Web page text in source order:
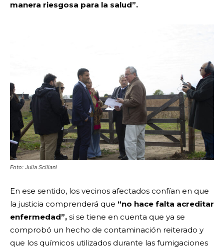
manera riesgosa para la salud”.
Foto: Julia Sciliani
En ese sentido, los vecinos afectados confían en que
la justicia comprenderá que “no hace falta acreditar
enfermedad”, si se tiene en cuenta que ya se
comprobó un hecho de contaminación reiterado y
que los químicos utilizados durante las fumigaciones